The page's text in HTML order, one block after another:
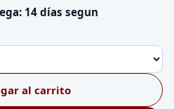
14 días segun
al carrito